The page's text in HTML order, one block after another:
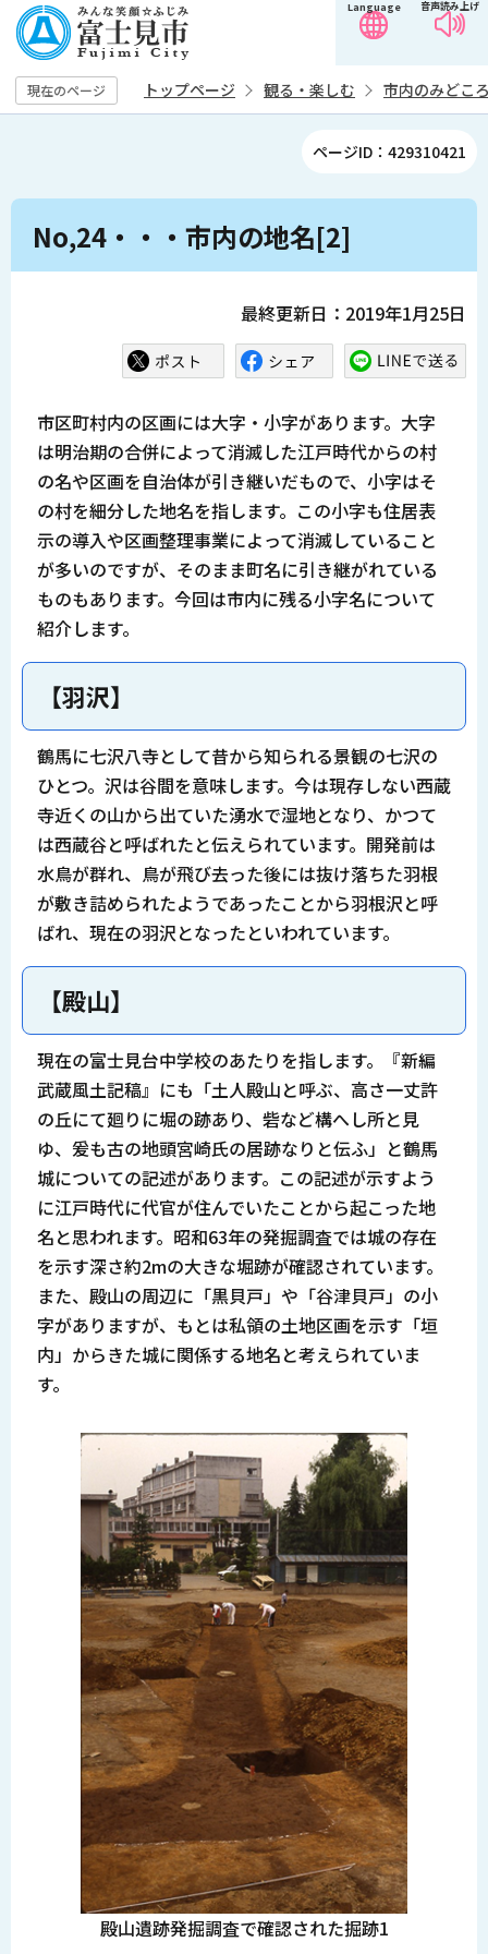
の
ペ
ー
す
音声読み上げ
Language
現在のページ トップページ 観る・楽しむ 市内のみどこ
ページID：429310421
本
No,24・・・市内の地名[2]
最終更新日：2019年1月25日
市区町村内の区画には大字・小字があります。大字
は明治期の合併によって消滅した江戸時代からの村
の名や区画を自治体が引き継いだもので、小字はそ
の村を細分した地名を指します。この小字も住居表
示の導入や区画整理事業によって消滅していること
が多いのですが、そのまま町名に引き継がれている
ものもあります。今回は市内に残る小字名について
紹介します。
【羽沢】
鶴馬に七沢八寺として昔から知られる景観の七沢の
ひとつ。沢は谷間を意味します。今は現存しない西蔵
寺近くの山から出ていた湧水で湿地となり、かつて
は西蔵谷と呼ばれたと伝えられています。開発前は
水鳥が群れ、鳥が飛び去った後には抜け落ちた羽根
が敷き詰められたようであったことから羽根沢と呼
ばれ、現在の羽沢となったといわれています。
【殿山】
現在の富士見台中学校のあたりを指します。『新編
武蔵風土記稿』にも「土人殿山と呼ぶ、高さ一丈許
の丘にて廻りに堀の跡あり、砦など構へし所と見
ゆ、爰も古の地頭宮崎氏の居跡なりと伝ふ」と鶴馬
城についての記述があります。この記述が示すよう
に江戸時代に代官が住んでいたことから起こった地
名と思われます。昭和63年の発掘調査では城の存在
を示す深さ約2mの大きな堀跡が確認されています。
また、殿山の周辺に「黒貝戸」や「谷津貝戸」の小
字がありますが、もとは私領の土地区画を示す「垣
内」からきた城に関係する地名と考えられていま
す。
殿山遺跡発掘調査で確認された掘跡1